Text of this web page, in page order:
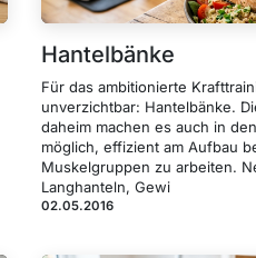
Hantelbänke
Für das ambitionierte
unverzichtbar: Hantelbänke.
daheim machen es auch in
möglich, effizient am Aufbau
Muskelgruppen zu arbeiten.
Langhanteln, Gewi
02.05.2016